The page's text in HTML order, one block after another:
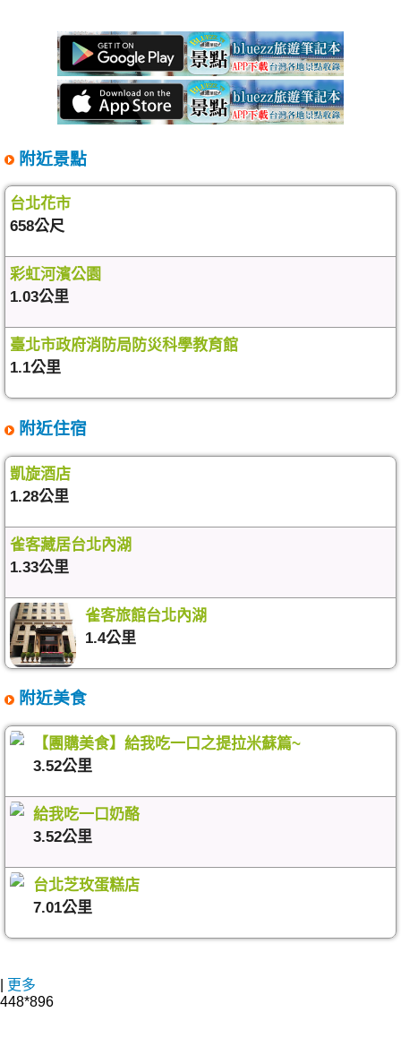
附近景點
台北花市
658公尺
彩虹河濱公園
1.03公里
臺北市政府消防局防災科學教育館
1.1公里
附近住宿
凱旋酒店
1.28公里
雀客藏居台北內湖
1.33公里
雀客旅館台北內湖
1.4公里
附近美食
【團購美食】給我吃一口之提拉米蘇篇~
3.52公里
給我吃一口奶酪
3.52公里
台北芝玫蛋糕店
7.01公里
更多
448*896